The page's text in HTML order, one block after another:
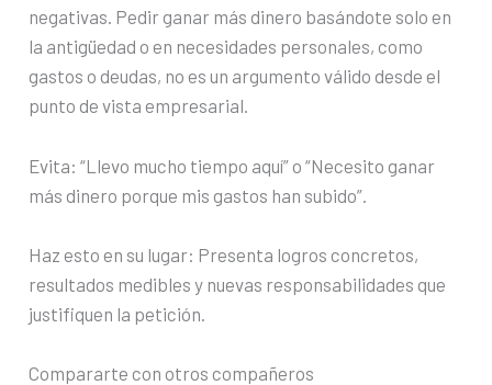
negativas. Pedir ganar más dinero basándote solo en
la antigüedad o en necesidades personales, como
gastos o deudas, no es un argumento válido desde el
punto de vista empresarial.
Evita: “Llevo mucho tiempo aquí” o “Necesito ganar
más dinero porque mis gastos han subido”.
Haz esto en su lugar: Presenta logros concretos,
resultados medibles y nuevas responsabilidades que
justifiquen la petición.
Compararte con otros compañeros